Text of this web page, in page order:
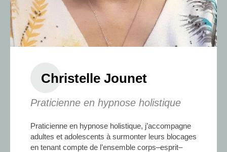
Christelle Jounet
Praticienne en hypnose holistique
Praticienne en hypnose holistique, j’accompagne
adultes et adolescents à surmonter leurs blocages
en tenant compte de l’ensemble corps–esprit–